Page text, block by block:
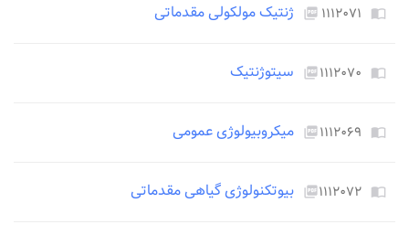
import_contacts ۱۱۱۲۰۷۱ picture_as_pdf ژنتیک مولکولی مقدماتی
import_contacts ۱۱۱۲۰۷۰picture_as_pdf سیتوژنتیک
import_contacts ۱۱۱۲۰۶۹picture_as_pdf میکروبیولوژی عمومی
import_contacts ۱۱۱۲۰۷۲picture_as_pdf بیوتکنولوژی گیاهی مقدماتی